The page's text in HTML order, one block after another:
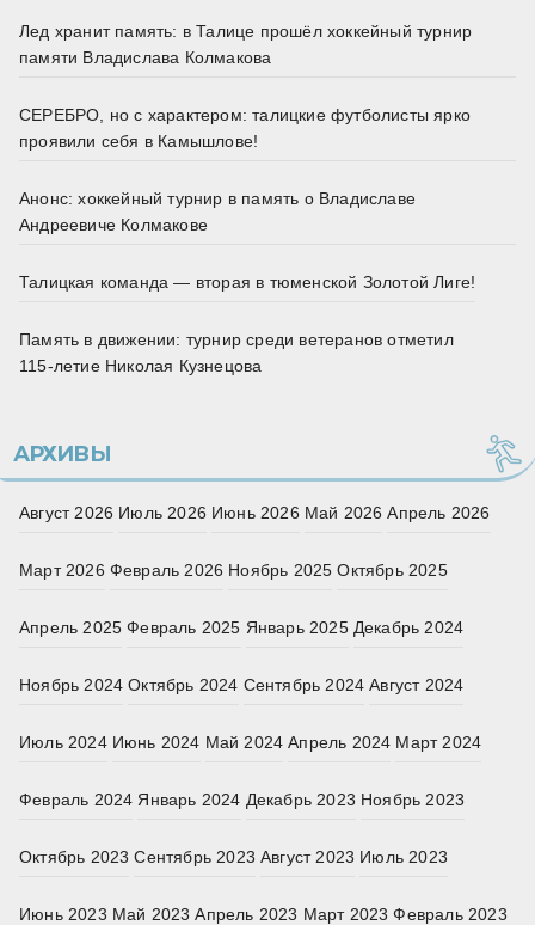
Лед хранит память: в Талице прошёл хоккейный турнир
памяти Владислава Колмакова
СЕРЕБРО, но с характером: талицкие футболисты ярко
проявили себя в Камышлове!
Анонс: хоккейный турнир в память о Владиславе
Андреевиче Колмакове
Талицкая команда — вторая в тюменской Золотой Лиге!
Память в движении: турнир среди ветеранов отметил
115‑летие Николая Кузнецова
АРХИВЫ
Август 2026 Июль 2026 Июнь 2026 Май 2026 Апрель 2026
Март 2026 Февраль 2026 Ноябрь 2025 Октябрь 2025
Апрель 2025 Февраль 2025 Январь 2025 Декабрь 2024
Ноябрь 2024 Октябрь 2024 Сентябрь 2024 Август 2024
Июль 2024 Июнь 2024 Май 2024 Апрель 2024 Март 2024
Февраль 2024 Январь 2024 Декабрь 2023 Ноябрь 2023
Октябрь 2023 Сентябрь 2023 Август 2023 Июль 2023
Июнь 2023 Май 2023 Апрель 2023 Март 2023 Февраль 2023